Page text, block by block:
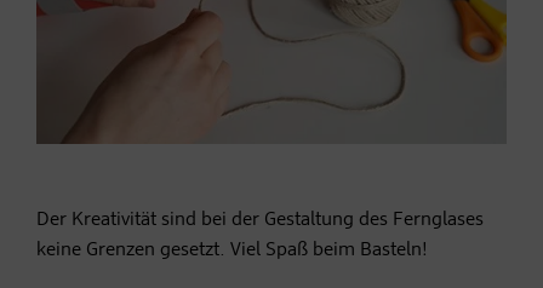
Der Kreativität sind bei der Gestaltung des Fernglases
keine Grenzen gesetzt. Viel Spaß beim Basteln!